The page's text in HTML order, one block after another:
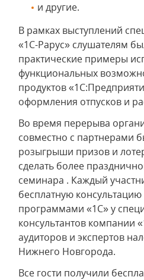
и другие.
В рамках выступлений
«1С-Рарус» слушателям
практические примеры
функциональных
продуктов
оформления отпусков и
Во время перерыва
совместно с партнерами
розыгрыши призов и
сделать более
семинара . Каждый
бесплатную
программами «1С» у
консультантов компании
аудиторов и экспертов
Нижнего Новгорода.
Все гости получили